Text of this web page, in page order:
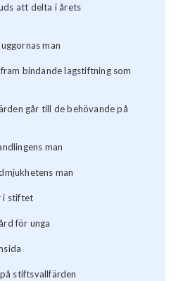
att delta i årets
man
bindande lagstiftning som
går till de behövande på
man
man
i stiftet
för unga
stiftsvallfärden